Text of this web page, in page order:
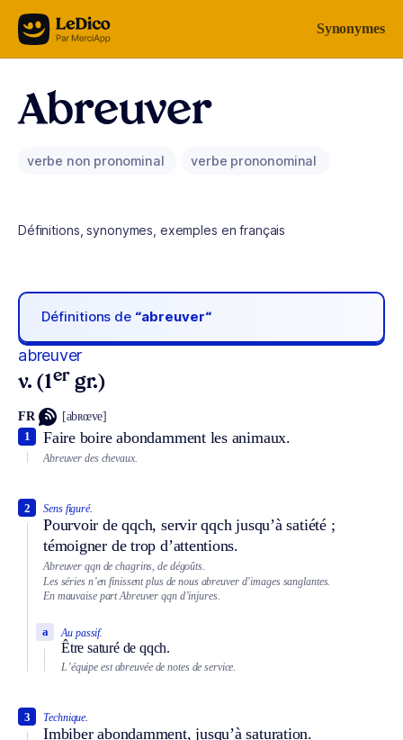
Aller au contenu Synonymes
Abreuver
verbe non pronominal verbe prononominal
Définitions, synonymes, exemples en français
Définitions de “abreuver“
abreuver
v. (1er gr.)
FR [abʀœve]
Faire boire abondamment les animaux.
1
Abreuver des chevaux.
Sens figuré.
Pourvoir de qqch, servir qqch jusqu’à satiété ;
témoigner de trop d’attentions.
2
Abreuver qqn de chagrins, de dégoûts.
Les séries n’en finissent plus de nous abreuver d’images sanglantes.
En mauvaise part Abreuver qqn d’injures.
Au passif.
Être saturé de qqch.
a
L’équipe est abreuvée de notes de service.
Technique.
Imbiber abondamment, jusqu’à saturation.
3